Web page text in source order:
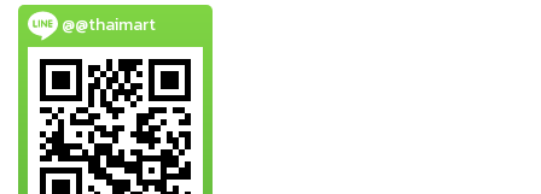
@@thaimart